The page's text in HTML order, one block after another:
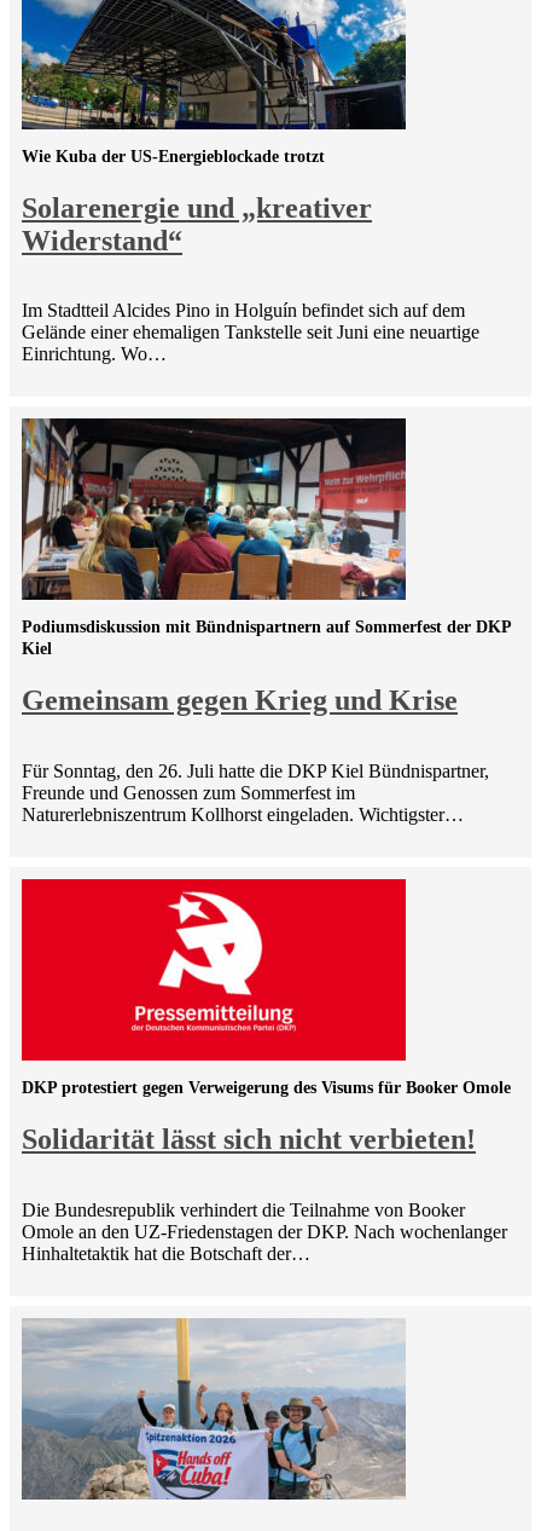
Solarenergie und „kreativer
Widerstand“
Wie Kuba der US-Energieblockade trotzt
Im Stadtteil Alcides Pino in Holguín befindet sich auf dem
Gelände einer ehemaligen Tankstelle seit Juni eine neuartige
Einrichtung. Wo…
Gemeinsam gegen Krieg und Krise
Podiumsdiskussion mit Bündnispartnern auf Sommerfest der DKP
Kiel
Für Sonntag, den 26. Juli hatte die DKP Kiel Bündnispartner,
Freunde und Genossen zum Sommerfest im
Naturerlebniszentrum Kollhorst eingeladen. Wichtigster…
Solidarität lässt sich nicht verbieten!
DKP protestiert gegen Verweigerung des Visums für Booker Omole
Die Bundesrepublik verhindert die Teilnahme von Booker
Omole an den UZ-Friedenstagen der DKP. Nach wochenlanger
Hinhaltetaktik hat die Botschaft der…